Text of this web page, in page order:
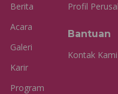
Berita
Acara
Galeri
Karir
Program
Profil
Bantuan
Kontak Kami